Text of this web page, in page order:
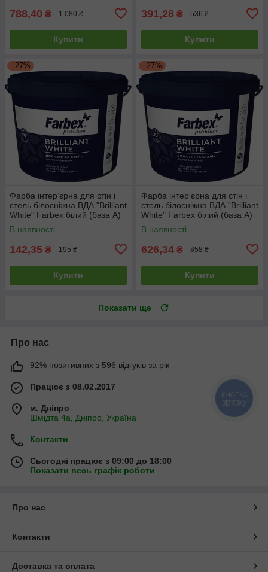
788,40 ₴ 1 080 ₴
Купити
391,28 ₴ 536 ₴
Купити
–27%
Фарба інтер’єрна для стін і
стель білосніжна ВДА "Brilliant
White" Farbex білий (база А)
1.4 кг
В наявності
142,35 ₴ 195 ₴
Купити
–27%
Фарба інтер’єрна для стін і
стель білосніжна ВДА "Brilliant
White" Farbex білий (база А)
7 кг
В наявності
626,34 ₴ 858 ₴
Купити
Показати ще
Про нас
92% позитивних з 596 відгуків за рік
Працює з 08.02.2017
м. Дніпро
Шмідта 4а, Дніпро, Україна
Контакти
Сьогодні працює з 09:00 до 18:00
Показати весь графік роботи
Про нас
Контакти
Доставка та оплата
КНОПКА
ЗВ'ЯЗКУ